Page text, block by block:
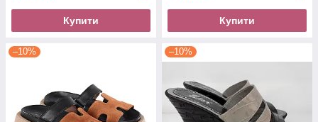
Купити Купити
–10% –10%